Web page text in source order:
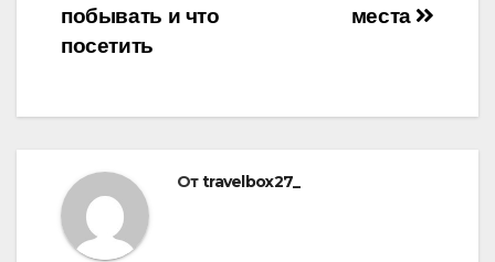
места
побывать и что
посетить
Отtravelbox27_